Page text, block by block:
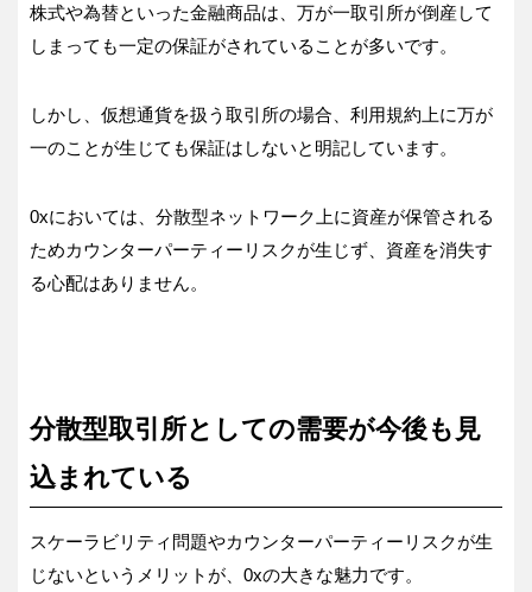
株式や為替といった金融商品は、万が一取引所が倒産して
しまっても一定の保証がされていることが多いです。
しかし、仮想通貨を扱う取引所の場合、利用規約上に万が
一のことが生じても保証はしないと明記しています。
0xにおいては、分散型ネットワーク上に資産が保管される
ためカウンターパーティーリスクが生じず、資産を消失す
る心配はありません。
分散型取引所としての需要が今後も見
込まれている
スケーラビリティ問題やカウンターパーティーリスクが生
じないというメリットが、0xの大きな魅力です。